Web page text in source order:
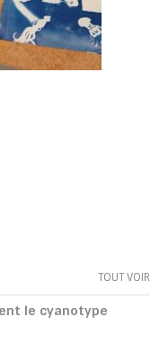
TOUT VOIR
le cyanotype